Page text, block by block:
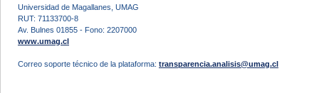
Universidad de Magallanes, UMAG
RUT: 71133700-8
Av. Bulnes 01855 - Fono: 2207000
www.umag.cl
Correo soporte técnico de la plataforma: transparencia.analisis@umag.cl